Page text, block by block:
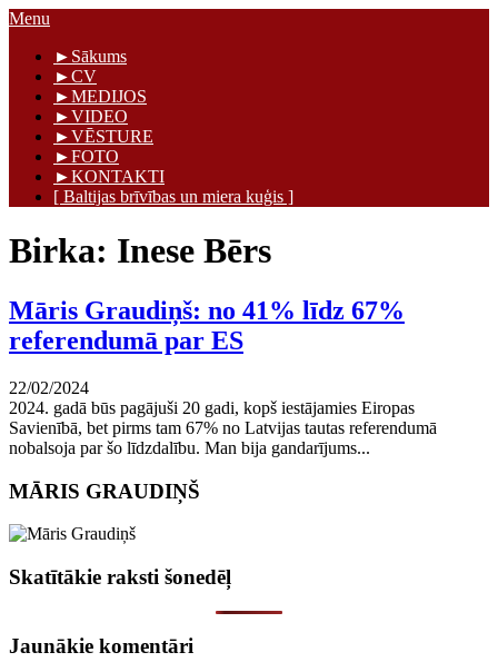
Skip
content
Māris Graudiņš
Menu
►Sākums
►CV
►MEDIJOS
►VIDEO
►VĒSTURE
►FOTO
►KONTAKTI
[ Baltijas brīvības un miera kuģis ]
Birka: Inese Bērs
Māris Graudiņš: no 41% līdz 67%
referendumā par ES
22/02/2024
2024. gadā būs pagājuši 20 gadi, kopš iestājamies Eiropas
Savienībā, bet pirms tam 67% no Latvijas tautas referendumā
nobalsoja par šo līdzdalību. Man bija gandarījums...
MĀRIS GRAUDIŅŠ
Skatītākie raksti šonedēļ
Jaunākie komentāri